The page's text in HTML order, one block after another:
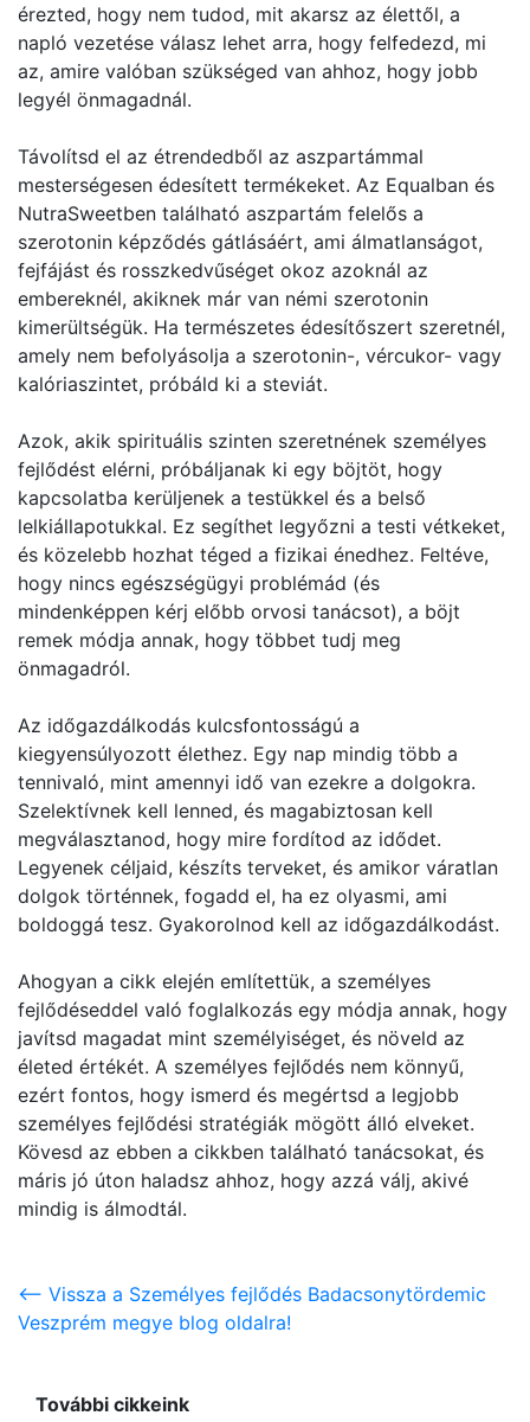
érezted, hogy nem tudod, mit akarsz az élettől, a
napló vezetése válasz lehet arra, hogy felfedezd, mi
az, amire valóban szükséged van ahhoz, hogy jobb
legyél önmagadnál.
Távolítsd el az étrendedből az aszpartámmal
mesterségesen édesített termékeket. Az Equalban és
NutraSweetben található aszpartám felelős a
szerotonin képződés gátlásáért, ami álmatlanságot,
fejfájást és rosszkedvűséget okoz azoknál az
embereknél, akiknek már van némi szerotonin
kimerültségük. Ha természetes édesítőszert szeretnél,
amely nem befolyásolja a szerotonin-, vércukor- vagy
kalóriaszintet, próbáld ki a steviát.
Azok, akik spirituális szinten szeretnének személyes
fejlődést elérni, próbáljanak ki egy böjtöt, hogy
kapcsolatba kerüljenek a testükkel és a belső
lelkiállapotukkal. Ez segíthet legyőzni a testi vétkeket,
és közelebb hozhat téged a fizikai énedhez. Feltéve,
hogy nincs egészségügyi problémád (és
mindenképpen kérj előbb orvosi tanácsot), a böjt
remek módja annak, hogy többet tudj meg
önmagadról.
Az időgazdálkodás kulcsfontosságú a
kiegyensúlyozott élethez. Egy nap mindig több a
tennivaló, mint amennyi idő van ezekre a dolgokra.
Szelektívnek kell lenned, és magabiztosan kell
megválasztanod, hogy mire fordítod az idődet.
Legyenek céljaid, készíts terveket, és amikor váratlan
dolgok történnek, fogadd el, ha ez olyasmi, ami
boldoggá tesz. Gyakorolnod kell az időgazdálkodást.
Ahogyan a cikk elején említettük, a személyes
fejlődéseddel való foglalkozás egy módja annak, hogy
javítsd magadat mint személyiséget, és növeld az
életed értékét. A személyes fejlődés nem könnyű,
ezért fontos, hogy ismerd és megértsd a legjobb
személyes fejlődési stratégiák mögött álló elveket.
Kövesd az ebben a cikkben található tanácsokat, és
máris jó úton haladsz ahhoz, hogy azzá válj, akivé
mindig is álmodtál.
<-- Vissza a Személyes fejlődés Badacsonytördemic
Veszprém megye blog oldalra!
További cikkeink